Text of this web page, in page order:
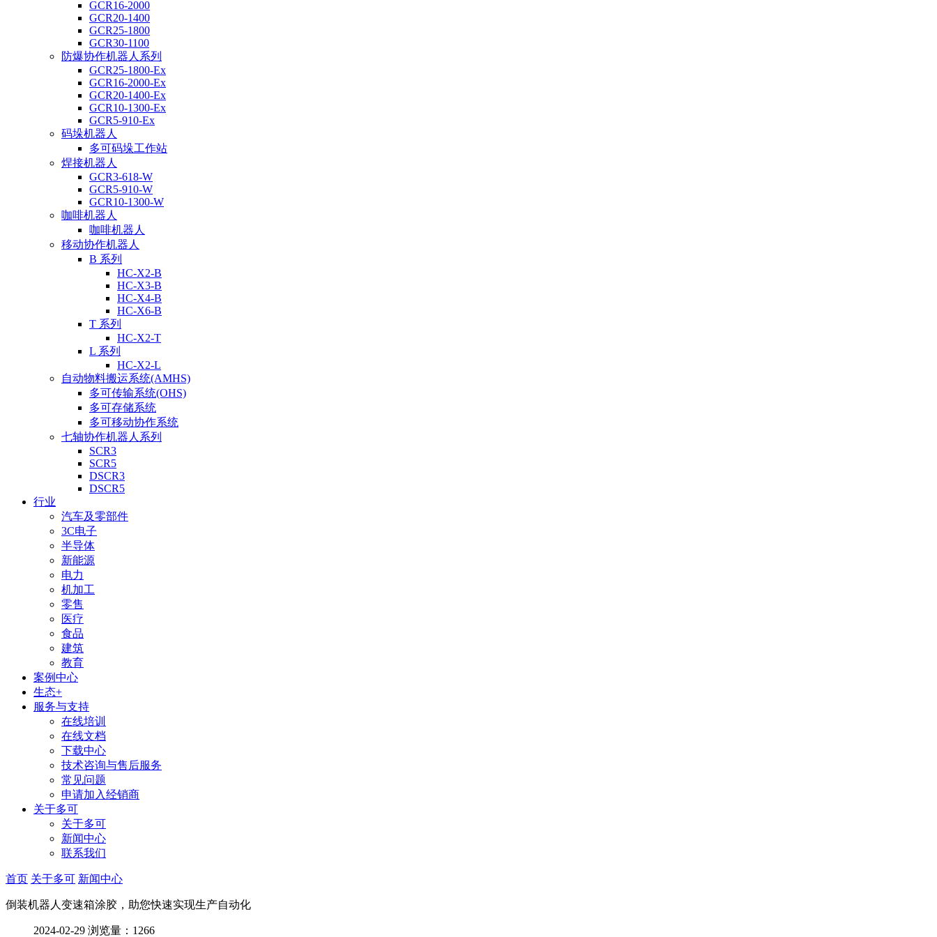
GCR16-2000
GCR20-1400
GCR25-1800
GCR30-1100
防爆协作机器人系列
GCR25-1800-Ex
GCR16-2000-Ex
GCR20-1400-Ex
GCR10-1300-Ex
GCR5-910-Ex
码垛机器人
多可码垛工作站
焊接机器人
GCR3-618-W
GCR5-910-W
GCR10-1300-W
咖啡机器人
咖啡机器人
移动协作机器人
B 系列
HC-X2-B
HC-X3-B
HC-X4-B
HC-X6-B
T 系列
HC-X2-T
L 系列
HC-X2-L
自动物料搬运系统(AMHS)
多可传输系统(OHS)
多可存储系统
多可移动协作系统
七轴协作机器人系列
SCR3
SCR5
DSCR3
DSCR5
行业
汽车及零部件
3C电子
半导体
新能源
电力
机加工
零售
医疗
食品
建筑
教育
案例中心
生态+
服务与支持
在线培训
在线文档
下载中心
技术咨询与售后服务
常见问题
申请加入经销商
关于多可
关于多可
新闻中心
联系我们
首页 关于多可 新闻中心
倒装机器人变速箱涂胶，助您快速实现生产自动化
2024-02-29 浏览量：1266